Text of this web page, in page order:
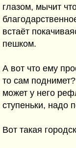
глазом, мычит
встаёт
пешком.
А вот что ему
то сам
может у него
ступеньки, надо
Вот такая